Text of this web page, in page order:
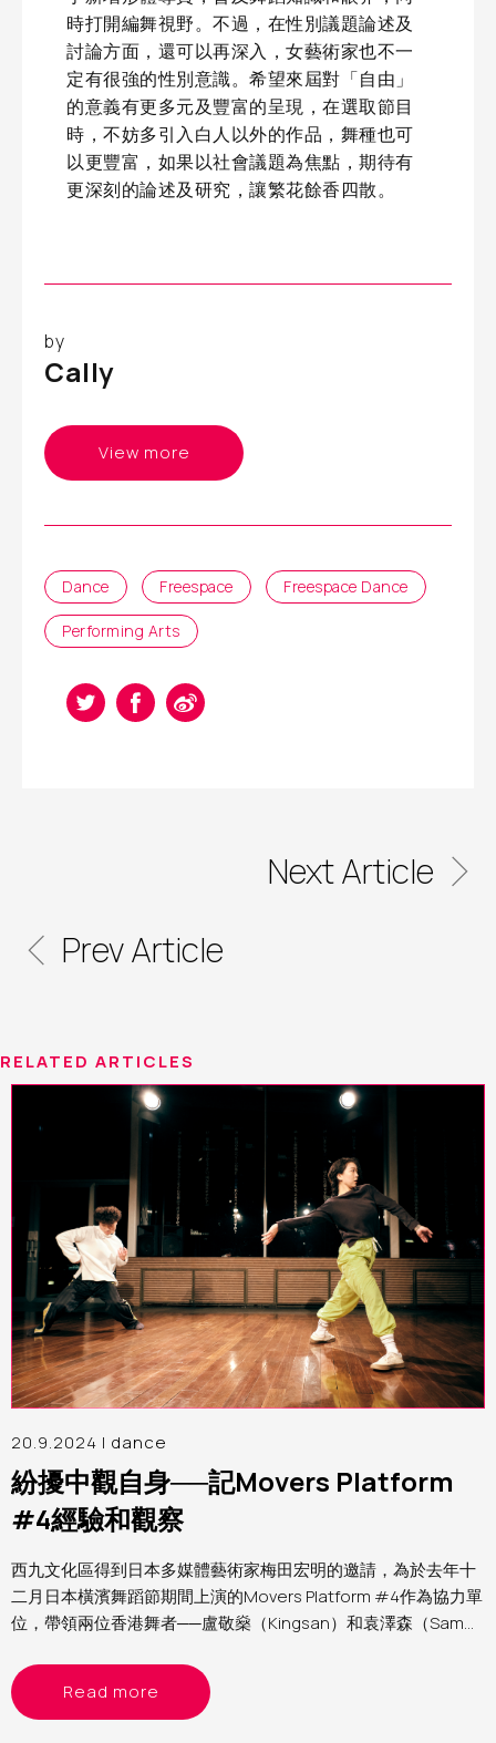
時打開編舞視野。不過，在性別議題論述及
討論方面，還可以再深入，女藝術家也不一
定有很強的性別意識。希望來屆對「自由」
的意義有更多元及豐富的呈現，在選取節目
時，不妨多引入白人以外的作品，舞種也可
以更豐富，如果以社會議題為焦點，期待有
更深刻的論述及研究，讓繁花餘香四散。
by
Cally
View more
Dance Freespace Freespace Dance
Performing Arts
Prev Article
Next Article
RELATED ARTICLES
20.9.2024 | dance
紛擾中觀自身──記Movers Platform
#4經驗和觀察
西九文化區得到日本多媒體藝術家梅田宏明的邀請，為於去年十
二月日本橫濱舞蹈節期間上演的Movers Platform #4作為協力單
位，帶領兩位香港舞者──盧敬燊（Kingsan）和袁澤森（Sam）
製作人（舞蹈）Yvonne，分享這個計劃的經驗和觀察
Read more